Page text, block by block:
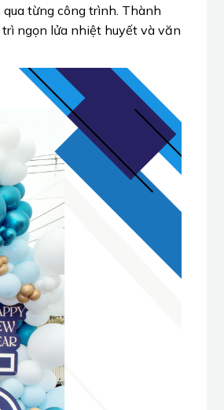
từng công trình. Thành
ngọn lửa nhiệt huyết và văn